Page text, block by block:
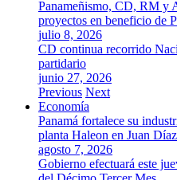
Panameñismo, CD, RM y
proyectos en beneficio de
julio 8, 2026
CD continua recorrido
partidario
junio 27, 2026
Previous Next
Economía
Panamá fortalece su
planta Haleon en Juan Díaz
agosto 7, 2026
Gobierno efectuará este